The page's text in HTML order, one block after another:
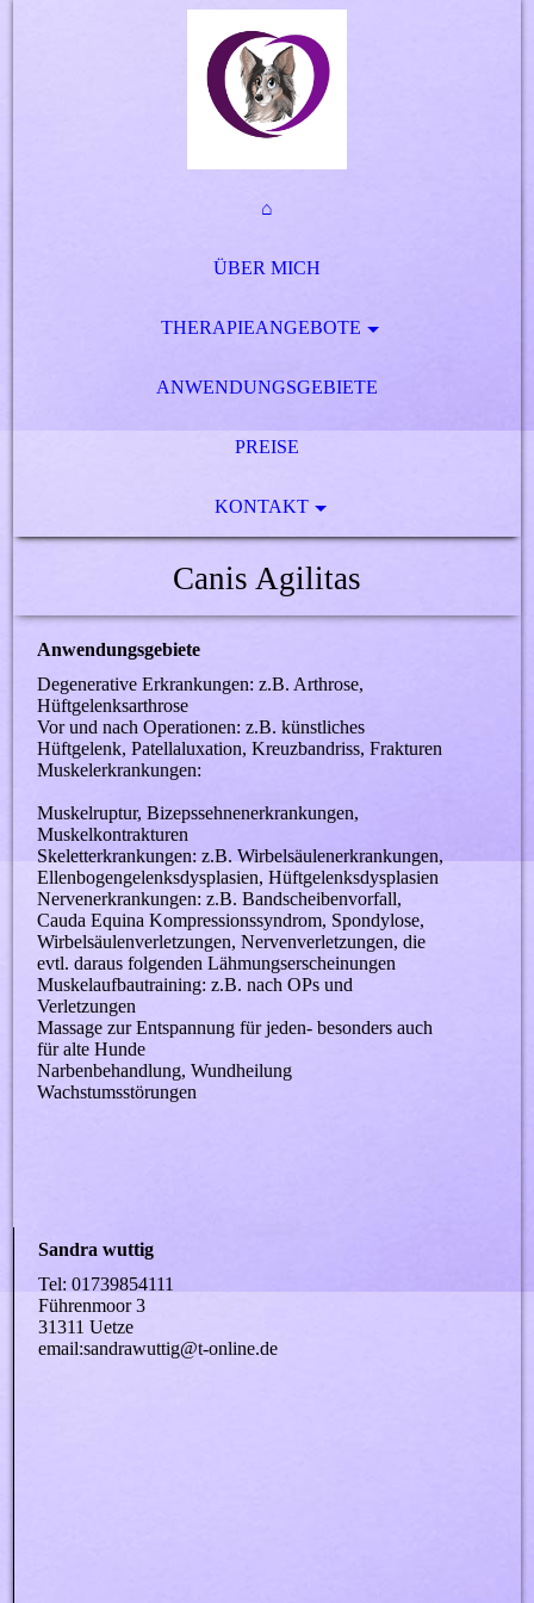
⌂
ÜBER MICH
THERAPIEANGEBOTE
ANWENDUNGSGEBIETE
PREISE
KONTAKT
Canis Agilitas
Anwendungsgebiete
Degenerative Erkrankungen: z.B. Arthrose,
Hüftgelenksarthrose
Vor und nach Operationen: z.B. künstliches
Hüftgelenk, Patellaluxation, Kreuzbandriss, Frakturen
Muskelerkrankungen:
Muskelruptur, Bizepssehnenerkrankungen,
Muskelkontrakturen
Skeletterkrankungen: z.B. Wirbelsäulenerkrankungen,
Ellenbogengelenksdysplasien, Hüftgelenksdysplasien
Nervenerkrankungen: z.B. Bandscheibenvorfall,
Cauda Equina Kompressionssyndrom, Spondylose,
Wirbelsäulenverletzungen, Nervenverletzungen, die
evtl. daraus folgenden Lähmungserscheinungen
Muskelaufbautraining: z.B. nach OPs und
Verletzungen
Massage zur Entspannung für jeden- besonders auch
für alte Hunde
Narbenbehandlung, Wundheilung
Wachstumsstörungen
Sandra wuttig
Tel: 01739854111
Führenmoor 3
31311 Uetze
email:sandrawuttig@t-online.de